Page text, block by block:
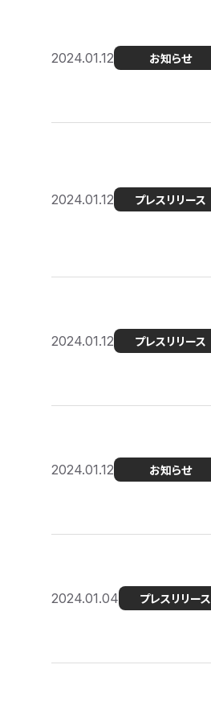
2024.01.12 お知らせ
2024.01.12 プレスリリース
2024.01.12 プレスリリース
2024.01.12 お知らせ
2024.01.04 プレスリリース